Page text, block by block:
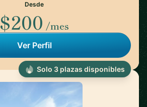
Desde
$200 /mes
Ver Perfil
Solo 3 plazas disponibles